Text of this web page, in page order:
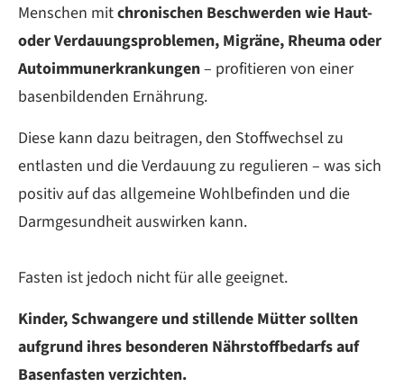
Menschen mitchronischen Beschwerden wie Haut-
oder Verdauungsproblemen, Migräne, Rheuma oder
Autoimmunerkrankungen– profitieren von einer
basenbildenden Ernährung.
Diese kann dazu beitragen, den Stoffwechsel zu
entlasten und die Verdauung zu regulieren – was sich
positiv auf das allgemeine Wohlbefinden und die
Darmgesundheit auswirken kann.
Fasten ist jedoch nicht für alle geeignet.
Kinder, Schwangere und stillende Mütter sollten
aufgrund ihres besonderen Nährstoffbedarfs auf
Basenfasten verzichten.